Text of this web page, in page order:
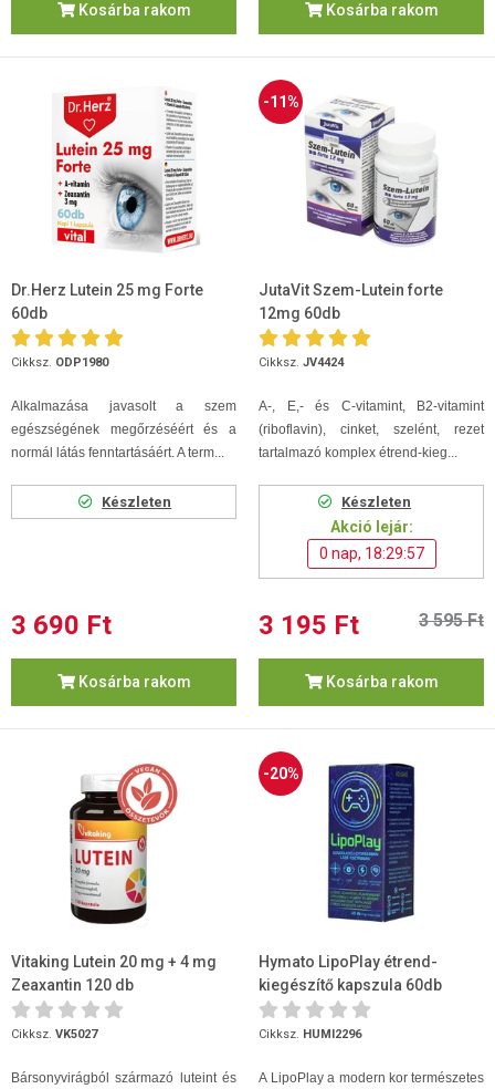
Kosárba rakom Kosárba rakom
Dr.Herz Lutein 25 mg Forte
60db
Cikksz. ODP1980
Alkalmazása javasolt a szem
egészségének megőrzéséért és a
normál látás fenntartásáért. A term...
Készleten
3 690 Ft
Kosárba rakom
-11%
JutaVit Szem-Lutein forte
12mg 60db
Cikksz. JV4424
A-, E,- és C-vitamint, B2-vitamint
(riboflavin), cinket, szelént, rezet
tartalmazó komplex étrend-kieg...
Készleten
Akció lejár:
0 nap, 18:29:56
3 195 Ft 3 595 Ft
Kosárba rakom
Vitaking Lutein 20 mg + 4 mg
Zeaxantin 120 db
Cikksz. VK5027
Bársonyvirágból származó luteint és
-20%
Hymato LipoPlay étrend-
kiegészítő kapszula 60db
Cikksz. HUMI2296
A LipoPlay a modern kor természetes